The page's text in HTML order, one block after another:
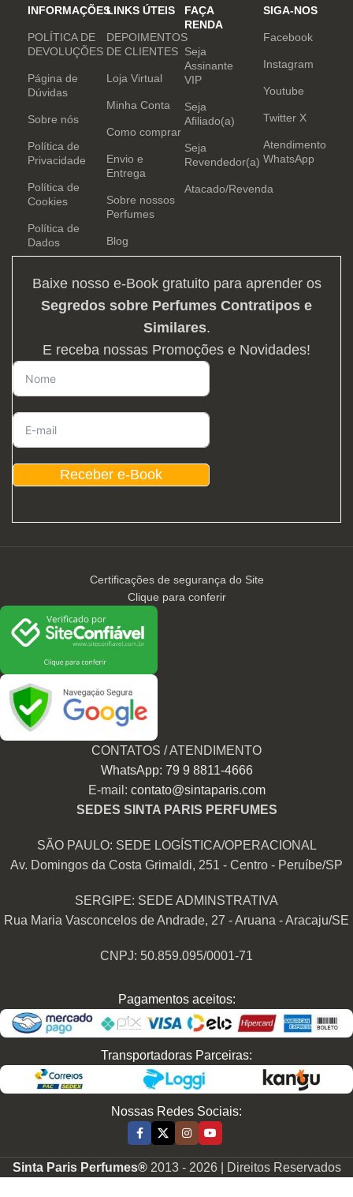
e determinação.
INFORMAÇÕES
POLÍTICA DE
DEVOLUÇÕES
Página de
Dúvidas
Sobre nós
Política de
Privacidade
Política de
Cookies
Política de
Dados
LINKS ÚTEIS
DEPOIMENTOS
DE CLIENTES
Loja Virtual
Minha Conta
Como comprar
Envio e
Entrega
Sobre nossos
Perfumes
Blog
FAÇA
RENDA
Seja
Assinante
VIP
Seja
Afiliado(a)
Seja
Revendedor(a)
Atacado/Revenda
SIGA-NOS
Facebook
Instagram
Youtube
Twitter X
Atendimento
WhatsApp
Baixe nosso e-Book gratuito para aprender os
Segredos sobre Perfumes Contratipos e
Similares.
E receba nossas Promoções e Novidades!
Receber e-Book
Certificações de segurança do Site
Clique para conferir
CONTATOS / ATENDIMENTO
WhatsApp: 79 9 8811-4666
E-mail: contato@sintaparis.com
SEDES SINTA PARIS PERFUMES
SÃO PAULO: SEDE LOGÍSTICA/OPERACIONAL
Av. Domingos da Costa Grimaldi, 251 - Centro - Peruíbe/SP
SERGIPE: SEDE ADMINSTRATIVA
Rua Maria Vasconcelos de Andrade, 27 - Aruana - Aracaju/SE
CNPJ: 50.859.095/0001-71
Pagamentos aceitos:
Transportadoras Parceiras:
Nossas Redes Sociais:
Sinta Paris Perfumes® 2013 - 2026 | Direitos Reservados
Perfume